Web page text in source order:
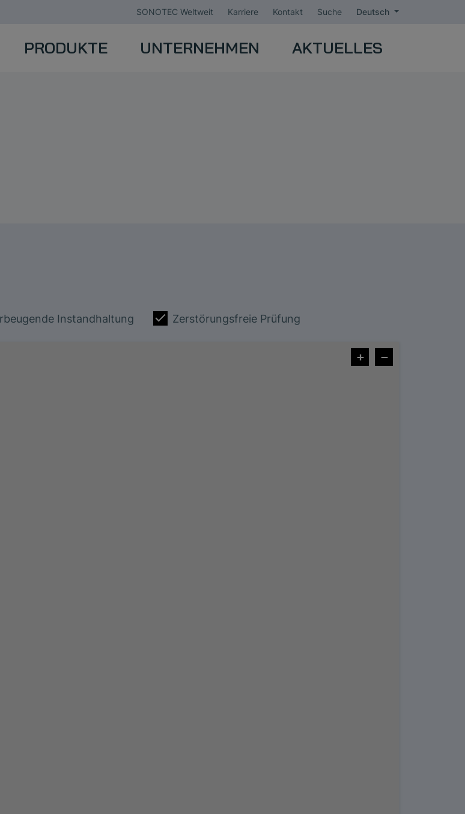
SONOTEC Weltweit Karriere Kontakt Suche Deutsch
PRODUKTE UNTERNEHMEN AKTUELLES
Instandhaltung Zerstörungsfreie Prüfung
+ −